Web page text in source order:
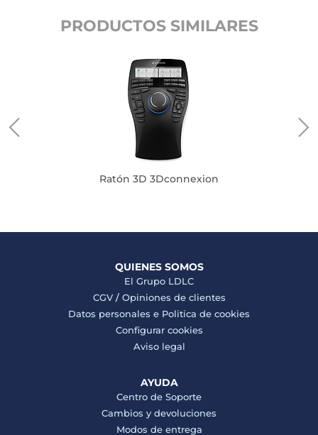
PRODUCTOS SIMILARES
Ratón 3D 3Dconnexion
QUIENES SOMOS
El Grupo LDLC
CGV/ Opiniones de clientes
Datos personales e Politica de cookies
Configurar cookies
Aviso legal
AYUDA
Centro de Soporte
Cambios y devoluciones
Modos de entrega